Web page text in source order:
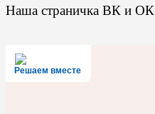
Наша страничка ВК и ОК
Решаем вместе